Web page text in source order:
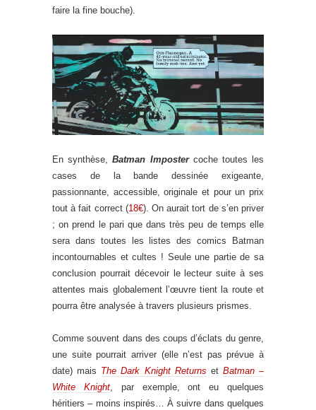
faire la fine bouche).
En synthèse,Batman Impostercoche toutes les
cases de la bande dessinée exigeante,
passionnante, accessible, originale et pour un prix
tout à fait correct (18€). On aurait tort de s’en priver
; on prend le pari que dans très peu de temps elle
sera dans toutes les listes des comics Batman
incontournables et cultes ! Seule une partie de sa
conclusion pourrait décevoir le lecteur suite à ses
attentes mais globalement l’œuvre tient la route et
pourra être analysée à travers plusieurs prismes.
Comme souvent dans des coups d’éclats du genre,
une suite pourrait arriver (elle n’est pas prévue à
date) mais The Dark Knight Returns et Batman –
White Knight, par exemple, ont eu quelques
héritiers – moins inspirés… À suivre dans quelques